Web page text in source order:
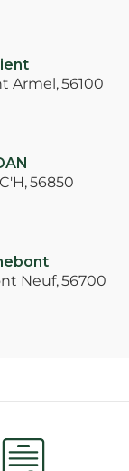
Armel,56100
56850
Neuf,56700